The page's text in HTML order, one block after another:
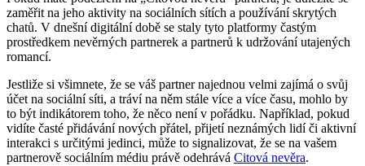
zaměřit na jeho aktivity na sociálních sítích a používání skrytých
chatů. V dnešní digitální době se staly tyto platformy častým
prostředkem nevěrných partnerek a partnerů k udržování utajených
romancí.
Jestliže si všimnete, že se váš partner najednou velmi zajímá o svůj
účet na sociální síti, a tráví na něm stále více a více času, mohlo by
to být indikátorem toho, že něco není v pořádku. Například, pokud
vidíte časté přidávání nových přátel, přijetí neznámých lidí či aktivní
interakci s určitými jedinci, může to signalizovat, že se na vašem
partnerově sociálním médiu právě odehrává Citová nevěra.